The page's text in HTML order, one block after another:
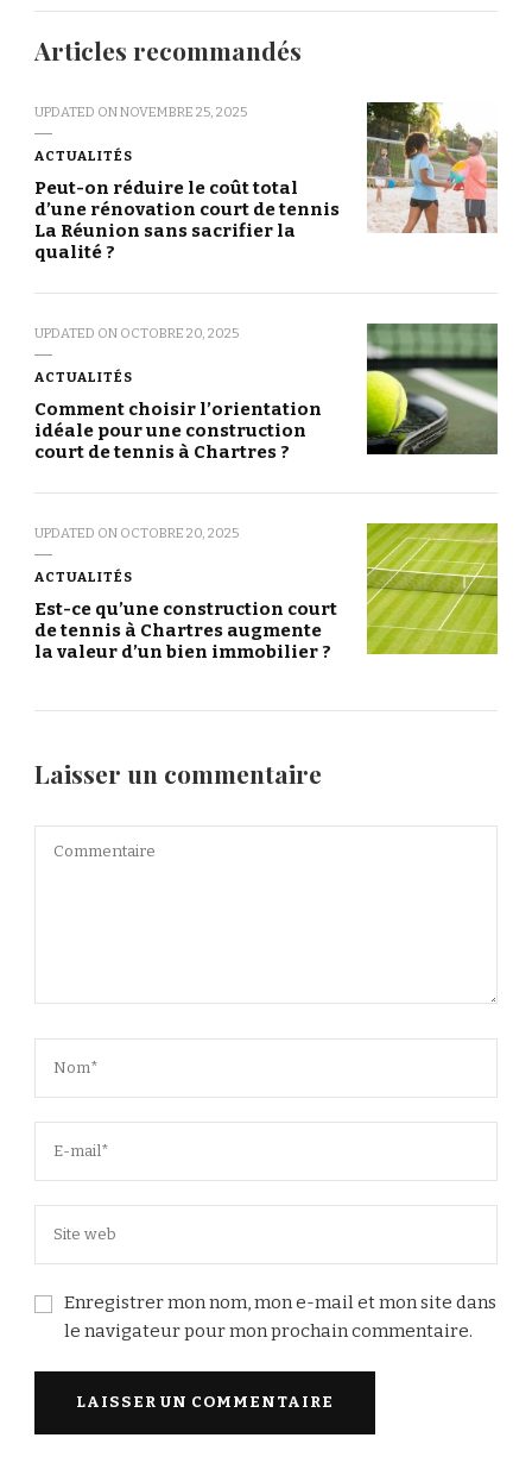
Articles recommandés
UPDATED ONNOVEMBRE 25, 2025
ACTUALITÉS
Peut-on réduire le coût total
d’une rénovation court de tennis
La Réunion sans sacrifier la
qualité ?
UPDATED ON OCTOBRE 20, 2025
ACTUALITÉS
Comment choisir l’orientation
idéale pour une construction
court de tennis à Chartres ?
UPDATED ON OCTOBRE 20, 2025
ACTUALITÉS
Est-ce qu’une construction court
de tennis à Chartres augmente
la valeur d’un bien immobilier ?
Laisser un commentaire
Enregistrer mon nom, mon e-mail et mon site dans
le navigateur pour mon prochain commentaire.